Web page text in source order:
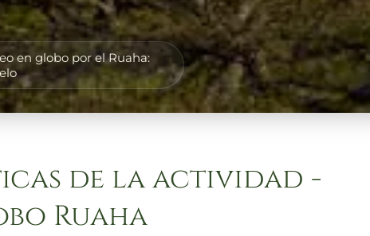
en globo por el Ruaha:
de la actividad -
Ruaha